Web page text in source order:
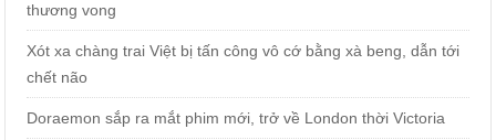
thương vong
Xót xa chàng trai Việt bị tấn công vô cớ bằng xà beng, dẫn tới
chết não
Doraemon sắp ra mắt phim mới, trở về London thời Victoria